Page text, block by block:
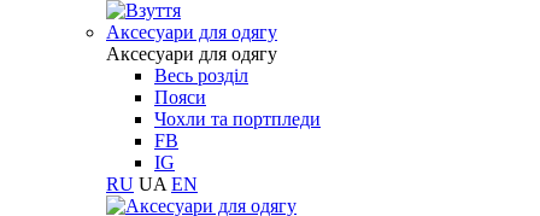
Aксесуари для одягу
Aксесуари для одягу
Весь розділ
Пояси
Чохли та портпледи
FB
IG
RU UA EN